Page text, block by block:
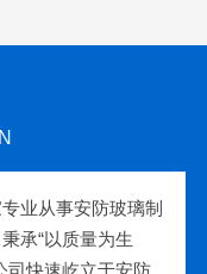
业从事安防玻璃制
承“以质量为生
司快速屹立于安防